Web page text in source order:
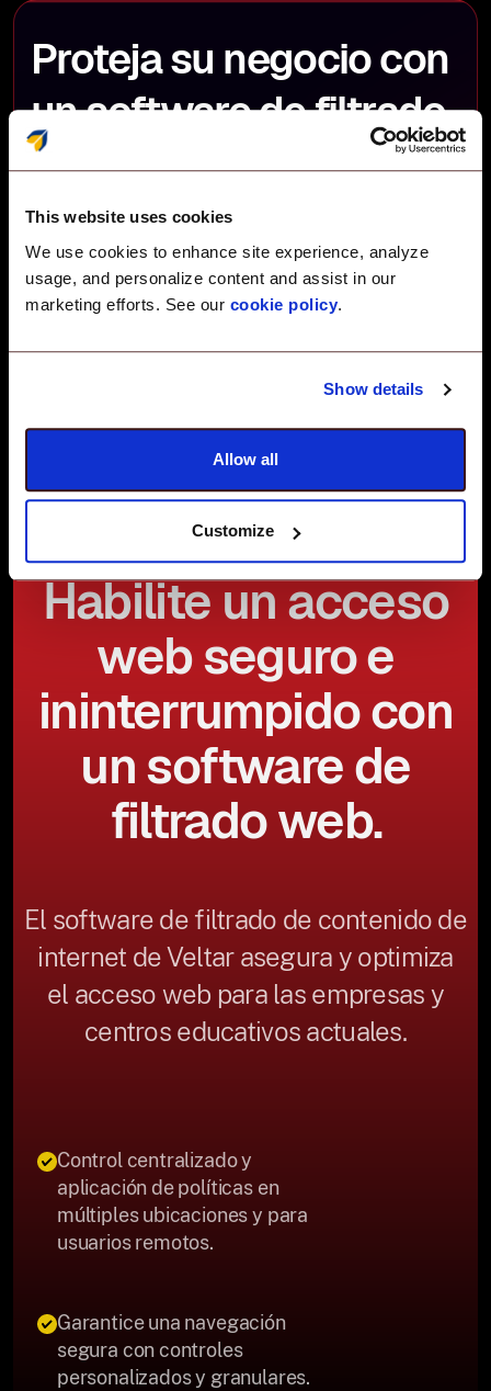
This website uses cookies
We use cookies to enhance site experience, analyze
usage, and personalize content and assist in our
marketing efforts. See our cookie policy.
Show details
Allow all
Customize
Proteja su negocio con
un software de filtrado
de contenido de
internet.
Habilite un acceso
web seguro e
ininterrumpido con
un software de
filtrado web.
El software de filtrado de contenido de
internet de Veltar asegura y optimiza
el acceso web para las empresas y
centros educativos actuales.
Control centralizado y
aplicación de políticas en
múltiples ubicaciones y para
usuarios remotos.
Garantice una navegación
segura con controles
personalizados y granulares.